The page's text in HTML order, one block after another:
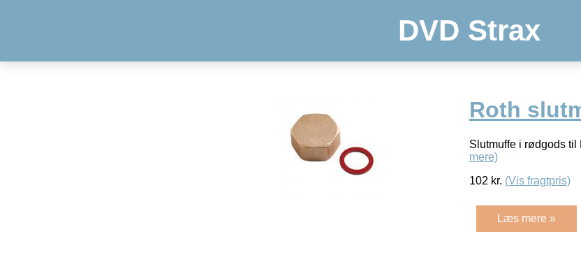
DVD Strax
Roth
Slutmuffe i rødgods
mere)
102 kr. (Vis fragtpris)
Læs mere »